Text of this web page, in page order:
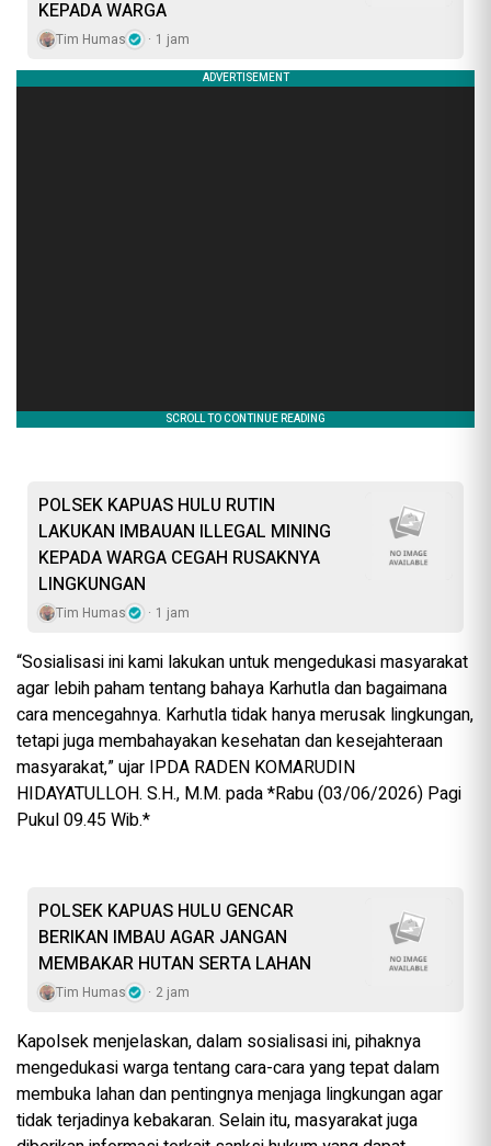
KEPADA WARGA
Tim Humas 1 jam
POLSEK KAPUAS HULU RUTIN
LAKUKAN IMBAUAN ILLEGAL MINING
KEPADA WARGA CEGAH RUSAKNYA
LINGKUNGAN
Tim Humas 1 jam
“Sosialisasi ini kami lakukan untuk mengedukasi masyarakat
agar lebih paham tentang bahaya Karhutla dan bagaimana
cara mencegahnya. Karhutla tidak hanya merusak lingkungan,
tetapi juga membahayakan kesehatan dan kesejahteraan
masyarakat,” ujar IPDA RADEN KOMARUDIN
HIDAYATULLOH. S.H., M.M. pada *Rabu (03/06/2026) Pagi
Pukul 09.45 Wib.*
POLSEK KAPUAS HULU GENCAR
BERIKAN IMBAU AGAR JANGAN
MEMBAKAR HUTAN SERTA LAHAN
Tim Humas 2 jam
Kapolsek menjelaskan, dalam sosialisasi ini, pihaknya
mengedukasi warga tentang cara-cara yang tepat dalam
membuka lahan dan pentingnya menjaga lingkungan agar
tidak terjadinya kebakaran. Selain itu, masyarakat juga